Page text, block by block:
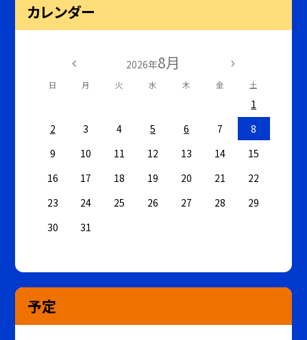
カレンダー
2026年8月
日 月 火 水 木 金 土
1
2
3 4 5 6 7
8
9
10 11 12 13 14
15
16
17 18 19 20 21
22
23
24 25 26 27 28
29
30
31
予定